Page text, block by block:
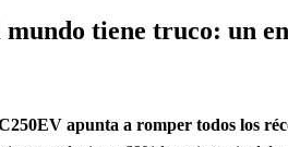
tiene truco: un
apunta a romper todos los